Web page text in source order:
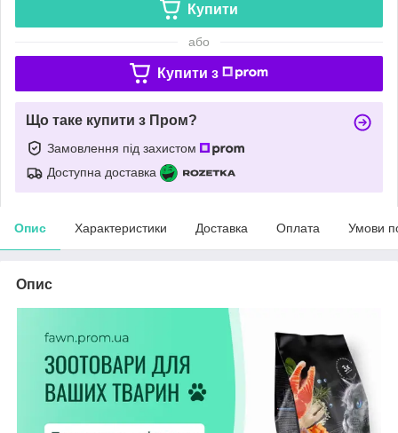
Купити
або
Купити з
Що таке купити з Пром?
Замовлення під захистом
Доступна доставка
Опис Характеристики Доставка Оплата Умови
Опис